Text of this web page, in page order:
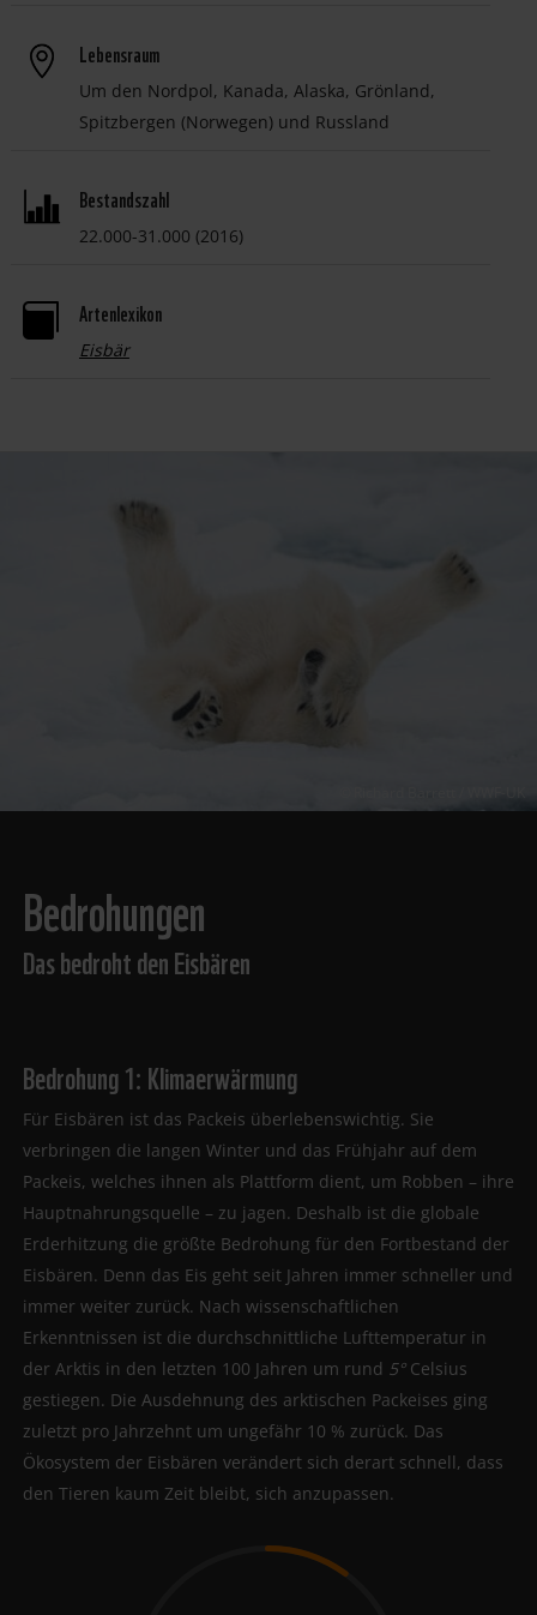
Lebensraum
Um den Nordpol, Kanada, Alaska, Grönland,
Spitzbergen (Norwegen) und Russland
Bestandszahl
22.000-31.000 (2016)
 Artenlexikon
Eisbär
Bedrohungen
Das bedroht den Eisbären
Bedrohung 1: Klimaerwärmung
Für Eisbären ist das Packeis überlebenswichtig. Sie
verbringen die langen Winter und das Frühjahr auf dem
Packeis, welches ihnen als Plattform dient, um Robben – ihre
Hauptnahrungsquelle – zu jagen. Deshalb ist die globale
Erderhitzung die größte Bedrohung für den Fortbestand der
Eisbären. Denn das Eis geht seit Jahren immer schneller und
immer weiter zurück. Nach wissenschaftlichen
Erkenntnissen ist die durchschnittliche Lufttemperatur in
der Arktis in den letzten 100 Jahren um rund 5° Celsius
gestiegen. Die Ausdehnung des arktischen Packeises ging
zuletzt pro Jahrzehnt um ungefähr 10 % zurück. Das
Ökosystem der Eisbären verändert sich derart schnell, dass
den Tieren kaum Zeit bleibt, sich anzupassen.